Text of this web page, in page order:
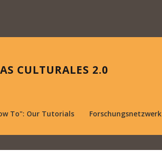
CULTURALES 2.0
To": Our Tutorials Forschungsnetzwerk